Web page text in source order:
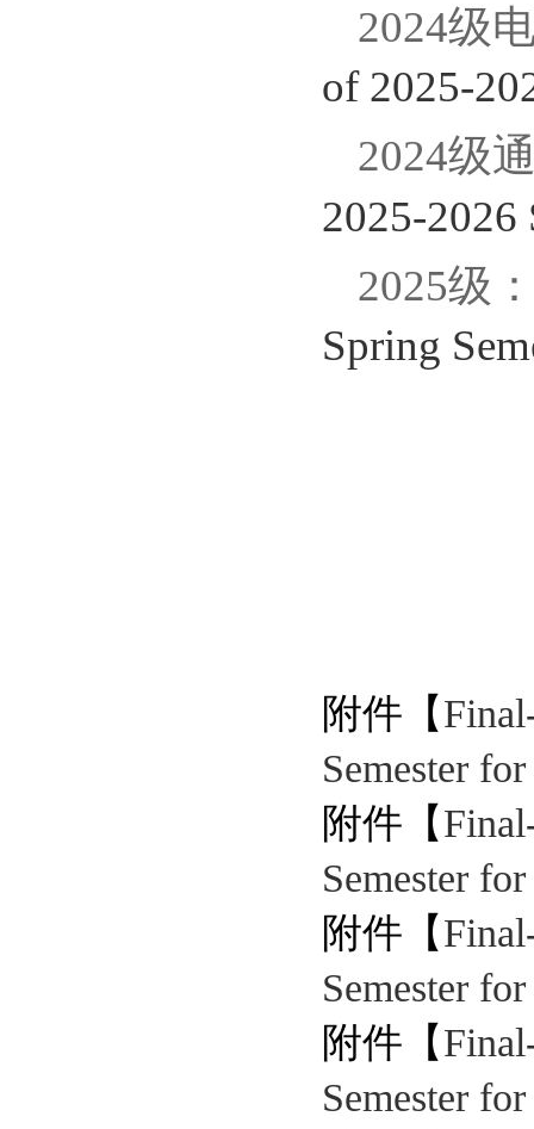
2024级
of 2025-
2024级
2025-2026
2025级
Spring
附件【
Semester
附件【
Semester
附件【
Semester
附件【
Semester